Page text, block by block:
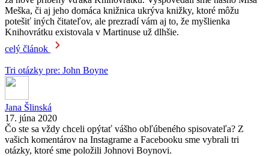
Meška, či aj jeho domáca knižnica ukrýva knižky, ktoré môžu
potešiť iných čitateľov, ale prezradí vám aj to, že myšlienka
Knihovrátku existovala v Martinuse už dlhšie.
celý článok
Tri otázky pre: John Boyne
Jana Šlinská
17. júna 2020
Čo ste sa vždy chceli opýtať vášho obľúbeného spisovateľa? Z
vašich komentárov na Instagrame a Facebooku sme vybrali tri
otázky, ktoré sme položili Johnovi Boynovi.